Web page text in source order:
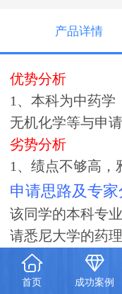
产品详情
优势分析
1、 本科为中药学
无机化学等与申
劣势分析
1 、绩点不够高，
申请思路及专
该同学的本科专
请悉尼大学的药
递交的英文版详
录取。
首页 成功案例